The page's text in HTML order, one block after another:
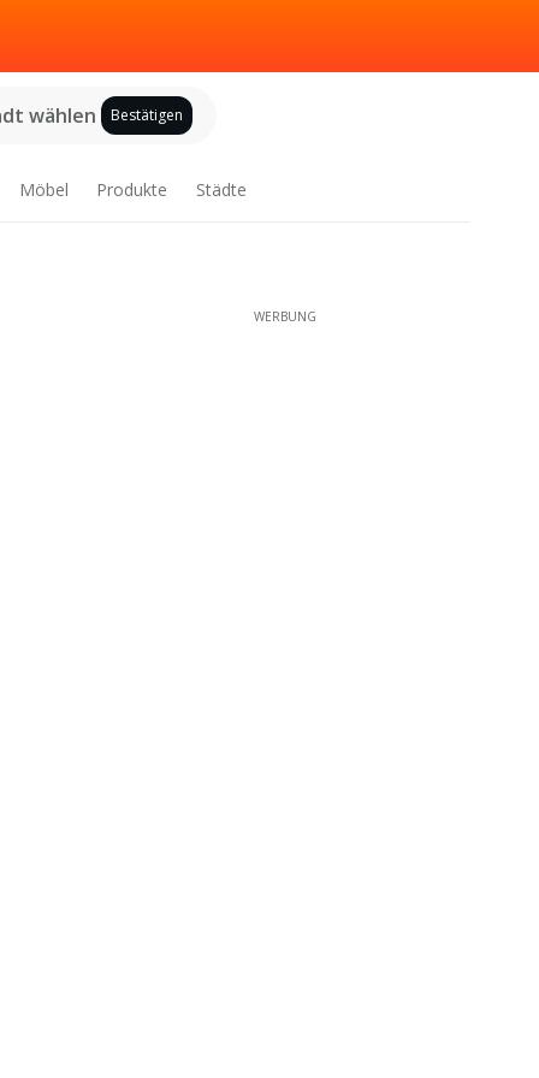
wählen Bestätigen
Möbel Produkte Städte
WERBUNG